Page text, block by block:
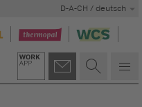
D-A-CH / deutsch